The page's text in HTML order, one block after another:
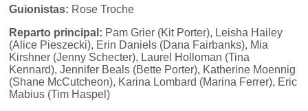
Guionistas: Rose Troche
Reparto principal: Pam Grier (Kit Porter), Leisha Hailey
(Alice Pieszecki), Erin Daniels (Dana Fairbanks), Mia
Kirshner (Jenny Schecter), Laurel Holloman (Tina
Kennard), Jennifer Beals (Bette Porter), Katherine Moennig
(Shane McCutcheon), Karina Lombard (Marina Ferrer), Eric
Mabius (Tim Haspel)